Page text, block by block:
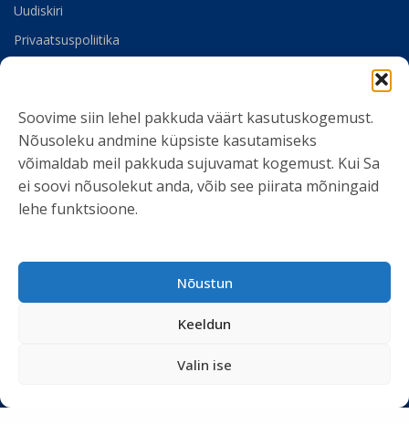
Soovime siin lehel pakkuda väärt kasutuskogemust.
Nõusoleku andmine küpsiste kasutamiseks
võimaldab meil pakkuda sujuvamat kogemust. Kui Sa
ei soovi nõusolekut anda, võib see piirata mõningaid
lehe funktsioone.
Nõustun
Keeldun
Valin ise
Uudiskiri
Privaatsuspoliitika
SOTSIAALMEEDIA
Ole kursis meie tegemistega. Peame kinni